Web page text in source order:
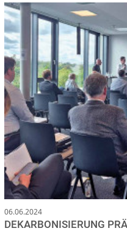
06.06.2024
DEKARBONISIERUNG